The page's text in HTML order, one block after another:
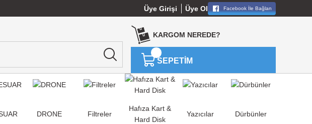
Üye Girişi Üye Ol Facebook İle Bağlan
KARGOM NEREDE?
SEPETİM
DRONE Filtreler
Hafıza Kart &
Hard Disk
Yazıcılar Dürbünler